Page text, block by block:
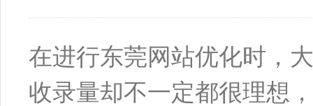
在进行东莞网站优化时，
收录量却不一定都很理想